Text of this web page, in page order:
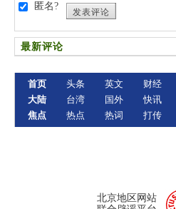
匿名?
发表评论
最新评论
首页
大陆
焦点
头条
台湾
热点
英文
国外
热词
财经
快讯
打传
北京地区网站